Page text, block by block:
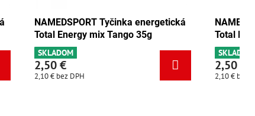
NAMEDSPORT Tyčinka energetická
Total Energy pistácia 35g
2,10 €